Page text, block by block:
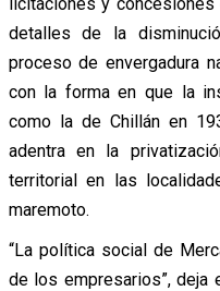
detalles de la
proceso de envergadura
con la forma en que la
como la de Chillán en
adentra en la
territorial en las
maremoto.
“La política social de
de los empresarios”, deja